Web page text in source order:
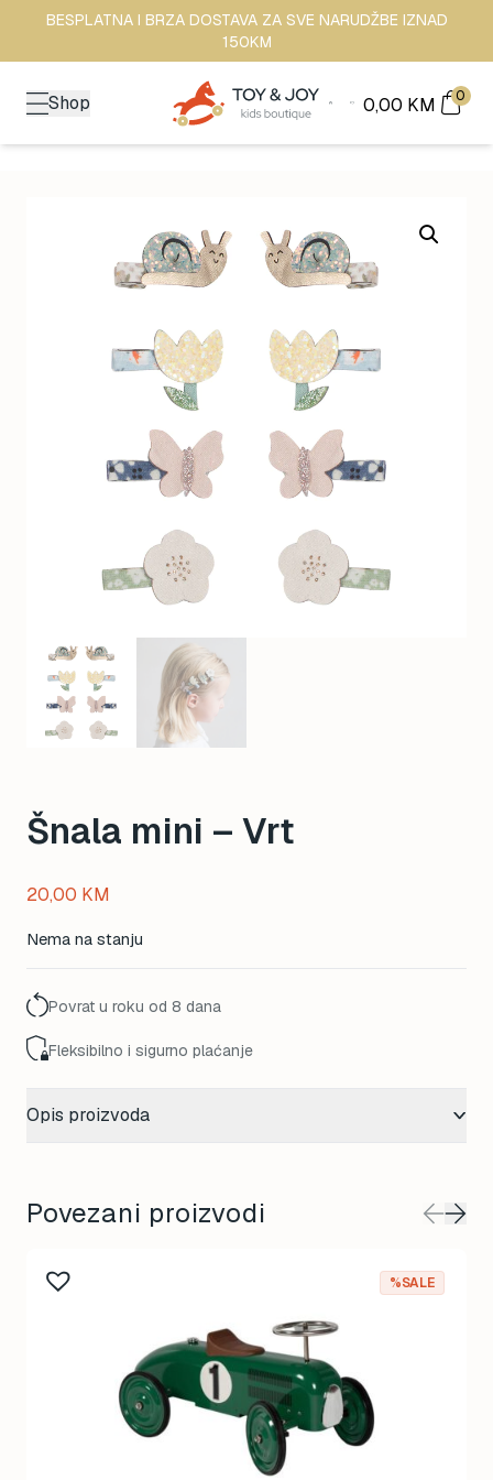
BESPLATNA I BRZA DOSTAVA ZA SVE NARUDŽBE IZNAD
150KM
Shop 0,00 KM 0
Šnala mini – Vrt
20,00 KM
Nema na stanju
Povrat u roku od 8 dana
Fleksibilno i sigurno plaćanje
Opis proizvoda
Povezani proizvodi
%SALE